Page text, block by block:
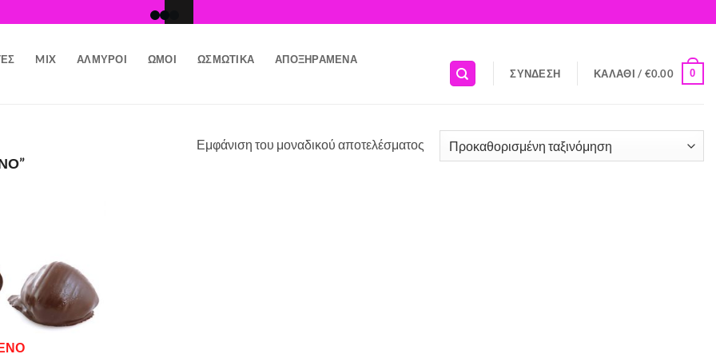
MIX ΑΛΜΥΡΟΊ ΩΜΟΊ ΩΣΜΩΤΙΚΆ
ΑΠΟΞΗΡΑΜΈΝΑ
ΣΎΝΔΕΣΗ
ΚΑΛΆΘΙ / €0.00 0
Εμφάνιση του μοναδικού αποτελέσματος
Επιθυμιών